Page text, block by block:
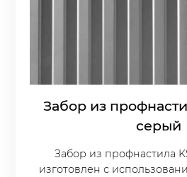
Забор из
серый
Забор из профнастила
изготовлен с